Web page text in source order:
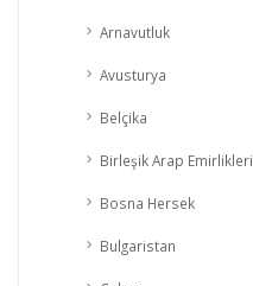
Arnavutluk
Avusturya
Belçika
Birleşik Arap Emirlikleri
Bosna Hersek
Bulgaristan